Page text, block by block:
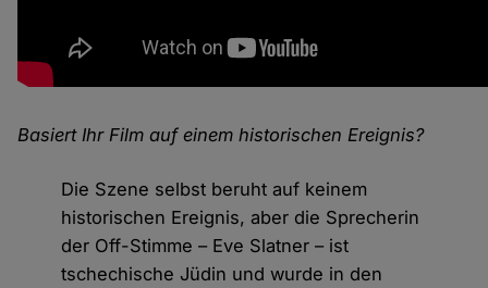
Basiert Ihr Film auf einem historischen Ereignis?
Die Szene selbst beruht auf keinem
historischen Ereignis, aber die Sprecherin
der Off-Stimme – Eve Slatner – ist
tschechische Jüdin und wurde in den